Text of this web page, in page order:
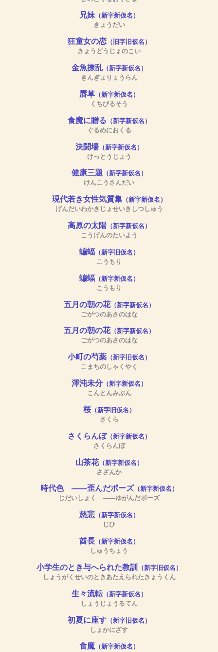
兄妹（新字新仮名）
きょうだい
狂童女の恋（旧字旧仮名）
きょうどうじょのこい
金魚撩乱（新字新仮名）
きんぎょりょうらん
唇草（新字新仮名）
くちびるそう
食魔に贈る （新字新仮名）
ぐるめにおくる
決闘場（新字新仮名）
けっとうじょう
健康三題 （新字新仮名）
けんこうさんだい
現代若き女性気質集（新字新仮名）
げんだいわかきじょせいきしつしゅう
高原の太陽（新字新仮名）
こうげんのたいよう
蝙蝠（新字旧仮名）
こうもり
蝙蝠（新字新仮名）
こうもり
五月の朝の花（新字新仮名）
ごがつのあさのはな
五月の朝の花（新字新仮名）
ごがつのあさのはな
小町の芍薬（新字旧仮名）
こまちのしゃくやく
渾沌未分（新字新仮名）
こんとんみぶん
桜（新字旧仮名）
さくら
さくらんぼ（新字新仮名）
さくらんぼ
山茶花（新字新仮名）
さざんか
時代色 ――歪んだポーズ （新字新仮名）
じだいしょく ――ゆがんだポーズ
慈悲（新字新仮名）
じひ
酋長（新字新仮名）
しゅうちょう
小学生のとき与へられた教訓 （新字旧仮名）
しょうがくせいのときあたえられたきょうくん
生々流転（新字新仮名）
しょうじょうるてん
初夏に座す（新字旧仮名）
しょかにざす
食魔（新字新仮名）